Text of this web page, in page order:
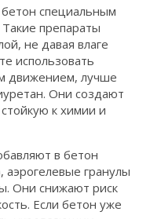
специальным
препараты
не давая влаге
использовать
движением, лучше
Они создают
к химии и
в бетон
аэрогелевые гранулы
Они снижают риск
Если бетон уже